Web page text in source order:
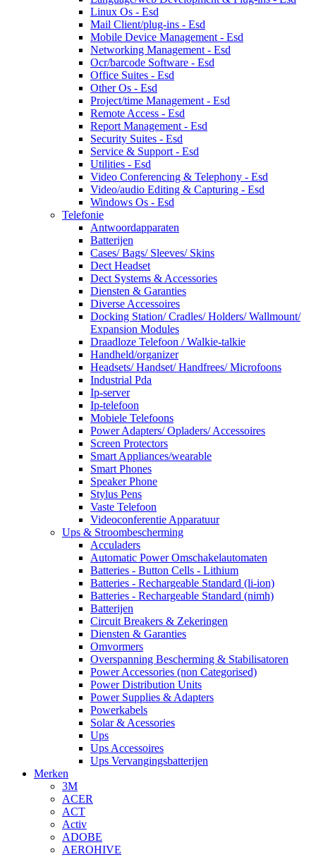
Linux Os - Esd
Mail Client/plug-ins - Esd
Mobile Device Management - Esd
Networking Management - Esd
Ocr/barcode Software - Esd
Office Suites - Esd
Other Os - Esd
Project/time Management - Esd
Remote Access - Esd
Report Management - Esd
Security Suites - Esd
Service & Support - Esd
Utilities - Esd
Video Conferencing & Telephony - Esd
Video/audio Editing & Capturing - Esd
Windows Os - Esd
Telefonie
Antwoordapparaten
Batterijen
Cases/ Bags/ Sleeves/ Skins
Dect Headset
Dect Systems & Accessories
Diensten & Garanties
Diverse Accessoires
Docking Station/ Cradles/ Holders/ Wallmount/
Expansion Modules
Draadloze Telefoon / Walkie-talkie
Handheld/organizer
Headsets/ Handset/ Handfrees/ Microfoons
Industrial Pda
Ip-server
Ip-telefoon
Mobiele Telefoons
Power Adapters/ Opladers/ Accessoires
Screen Protectors
Smart Appliances/wearable
Smart Phones
Speaker Phone
Stylus Pens
Vaste Telefoon
Videoconferentie Apparatuur
Ups & Stroombescherming
Acculaders
Automatic Power Omschakelautomaten
Batteries - Button Cells - Lithium
Batteries - Rechargeable Standard (li-ion)
Batteries - Rechargeable Standard (nimh)
Batterijen
Circuit Breakers & Zekeringen
Diensten & Garanties
Omvormers
Overspanning Bescherming & Stabilisatoren
Power Accessories (non Categorised)
Power Distribution Units
Power Supplies & Adapters
Powerkabels
Solar & Acessories
Ups
Ups Accessoires
Ups Vervangingsbatterijen
Merken
3M
ACER
ACT
Activ
ADOBE
AEROHIVE